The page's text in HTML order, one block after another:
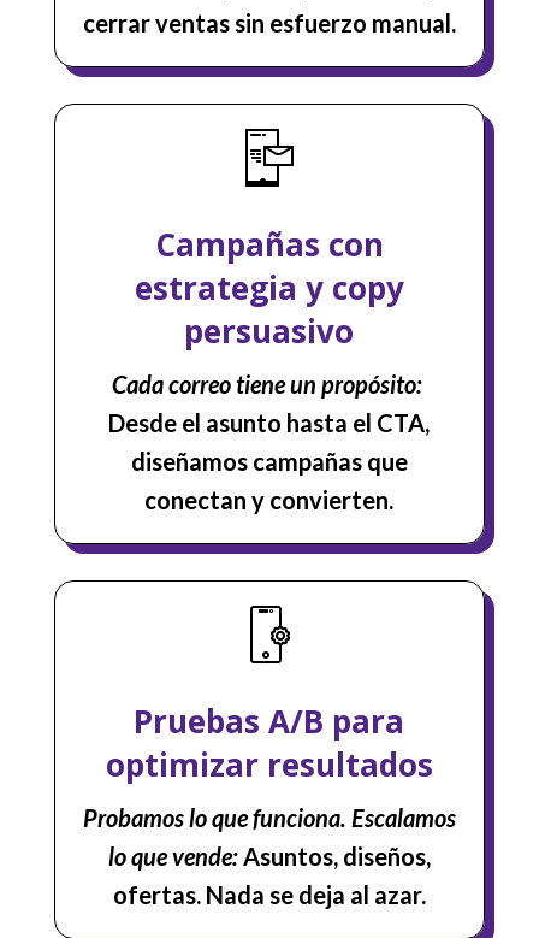
cerrar ventas sin esfuerzo manual.
Campañas con
estrategia y copy
persuasivo
Cada correo tiene un propósito:
Desde el asunto hasta el CTA,
diseñamos campañas que
conectan y convierten.
Pruebas A/B para
optimizar resultados
Probamos lo que funciona. Escalamos
lo que vende: Asuntos, diseños,
ofertas. Nada se deja al azar.